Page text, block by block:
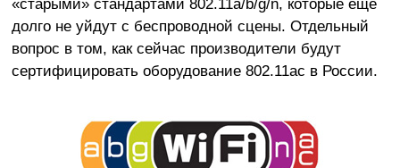
долго не уйдут с беспроводной сцены. Отдельный
вопрос в том, как сейчас производители будут
сертифицировать оборудование 802.11ac в России.